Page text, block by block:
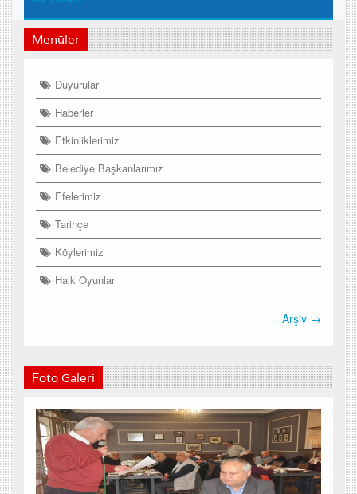
Menüler
Duyurular
Haberler
Etkinliklerimiz
Belediye Başkanlarımız
Efelerimiz
Tarihçe
Köylerimiz
Halk Oyunları
Arşiv →
Foto Galeri